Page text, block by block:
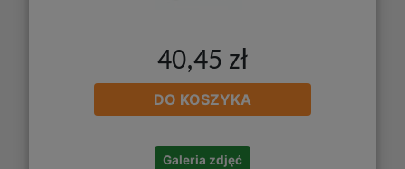
40,45 zł
DO KOSZYKA
Galeria zdjęć